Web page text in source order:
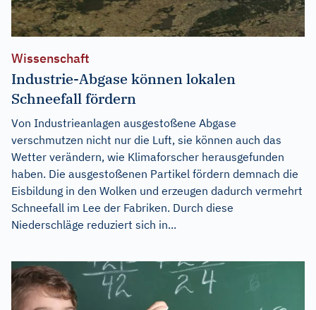
Wissenschaft
Industrie-Abgase können lokalen
Schneefall fördern
Von Industrieanlagen ausgestoßene Abgase
verschmutzen nicht nur die Luft, sie können auch das
Wetter verändern, wie Klimaforscher herausgefunden
haben. Die ausgestoßenen Partikel fördern demnach die
Eisbildung in den Wolken und erzeugen dadurch vermehrt
Schneefall im Lee der Fabriken. Durch diese
Niederschläge reduziert sich in...